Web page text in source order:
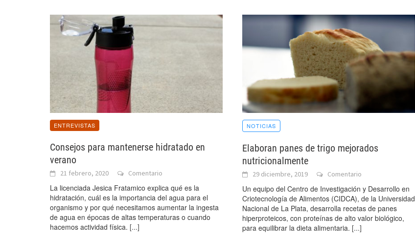
ENTREVISTAS
Consejos para mantenerse hidratado en
verano
21 febrero, 2020 Comentario
La licenciada Jesica Fratamico explica qué es la
hidratación, cuál es la importancia del agua para el
organismo y por qué necesitamos aumentar la ingesta
de agua en épocas de altas temperaturas o cuando
hacemos actividad física. [...]
NOTICIAS
Elaboran panes de trigo mejorados
nutricionalmente
29 diciembre, 2019 Comentario
Un equipo del Centro de Investigación y Desarrollo en
Criotecnología de Alimentos (CIDCA), de la Universidad
Nacional de La Plata, desarrolla recetas de panes
hiperproteicos, con proteínas de alto valor biológico,
para equilibrar la dieta alimentaria. [...]